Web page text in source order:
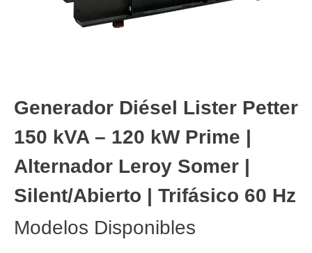
Generador Diésel Lister Petter
150 kVA – 120 kW Prime |
Alternador Leroy Somer |
Silent/Abierto | Trifásico 60 Hz
Modelos Disponibles